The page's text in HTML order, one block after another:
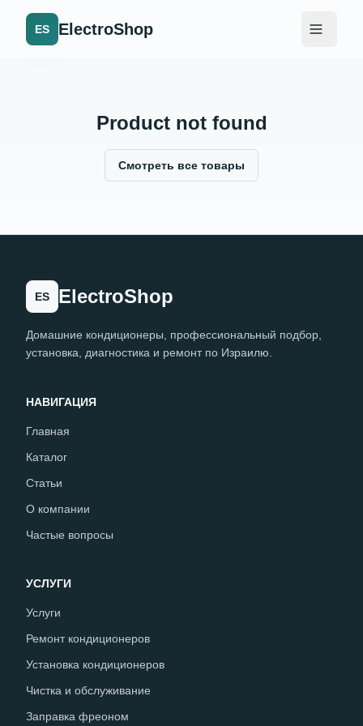
ES ElectroShop
Product not found
Смотреть все товары
ES ElectroShop
Домашние кондиционеры, профессиональный подбор,
установка, диагностика и ремонт по Израилю.
НАВИГАЦИЯ
Главная
Каталог
Статьи
О компании
Частые вопросы
УСЛУГИ
Услуги
Ремонт кондиционеров
Установка кондиционеров
Чистка и обслуживание
Заправка фреоном